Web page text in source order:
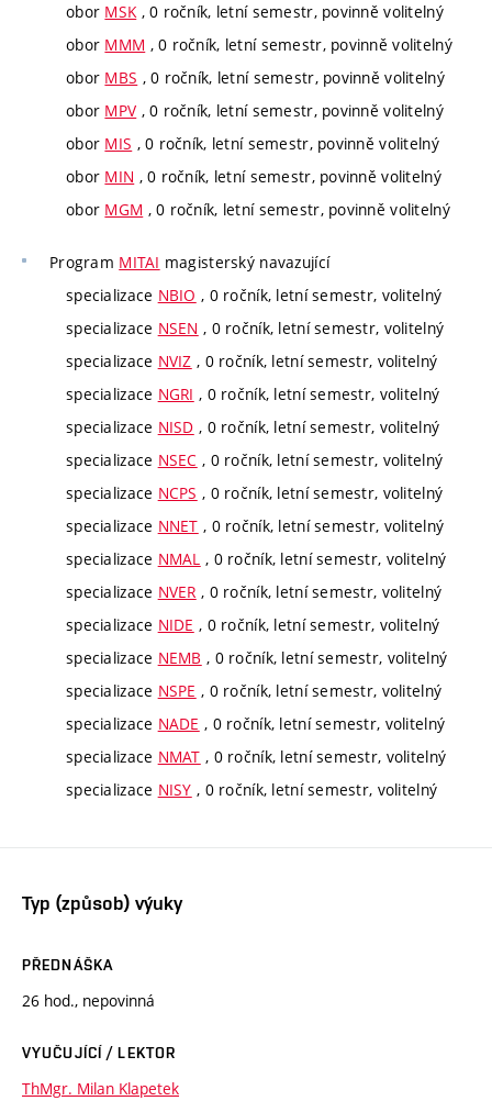
obor MSK, 0 ročník, letní semestr, povinně volitelný
obor MMM , 0 ročník, letní semestr, povinně volitelný
obor MBS , 0 ročník, letní semestr, povinně volitelný
obor MPV , 0 ročník, letní semestr, povinně volitelný
obor MIS , 0 ročník, letní semestr, povinně volitelný
obor MIN , 0 ročník, letní semestr, povinně volitelný
obor MGM , 0 ročník, letní semestr, povinně volitelný
Program MITAI magisterský navazující
specializace NBIO , 0 ročník, letní semestr, volitelný
specializace NSEN , 0 ročník, letní semestr, volitelný
specializace NVIZ , 0 ročník, letní semestr, volitelný
specializace NGRI , 0 ročník, letní semestr, volitelný
specializace NISD , 0 ročník, letní semestr, volitelný
specializace NSEC , 0 ročník, letní semestr, volitelný
specializace NCPS , 0 ročník, letní semestr, volitelný
specializace NNET , 0 ročník, letní semestr, volitelný
specializace NMAL , 0 ročník, letní semestr, volitelný
specializace NVER , 0 ročník, letní semestr, volitelný
specializace NIDE , 0 ročník, letní semestr, volitelný
specializace NEMB , 0 ročník, letní semestr, volitelný
specializace NSPE , 0 ročník, letní semestr, volitelný
specializace NADE , 0 ročník, letní semestr, volitelný
specializace NMAT , 0 ročník, letní semestr, volitelný
specializace NISY , 0 ročník, letní semestr, volitelný
Typ (způsob) výuky
PŘEDNÁŠKA
26 hod., nepovinná
VYUČUJÍCÍ / LEKTOR
ThMgr. Milan Klapetek